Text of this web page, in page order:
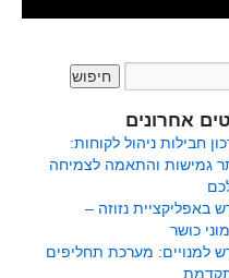
אחרונים
חבילות ניהול לקוחות:
גמישות והתאמה לצמיחה
באפליקציית נזוזה –
כושר
למנויים: מערכת תחליפים